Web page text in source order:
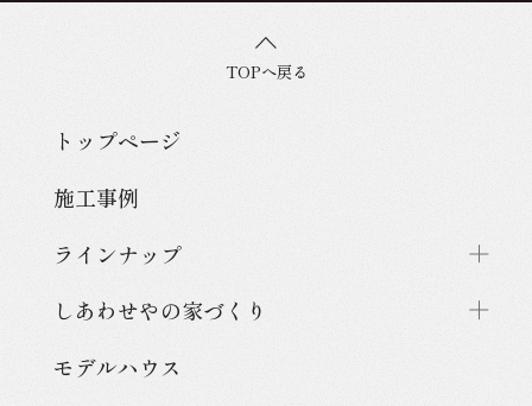
TOPへ戻る
トップページ
施工事例
ラインナップ
しあわせやの家づくり
モデルハウス